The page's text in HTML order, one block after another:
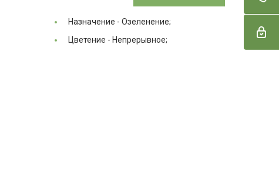
Назначение -Озеленение;
Цветение - Непрерывное;